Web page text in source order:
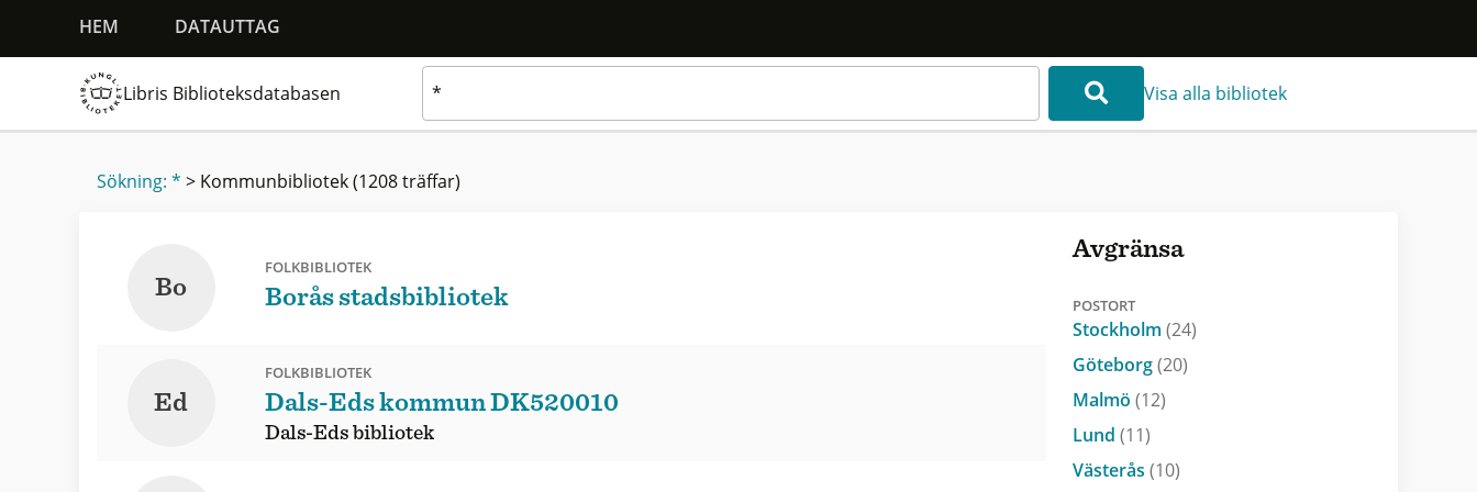
HEM DATAUTTAG
Libris Biblioteksdatabasen Visa alla bibliotek
Sökning: * > Kommunbibliotek(1208 träffar)
Bo
FOLKBIBLIOTEK
Borås stadsbibliotek
Ed
FOLKBIBLIOTEK
Dals-Eds kommun DK520010
Dals-Eds bibliotek
Avgränsa
POSTORT
Stockholm (24)
Göteborg(20)
Malmö (12)
Lund (11)
Västerås (10)